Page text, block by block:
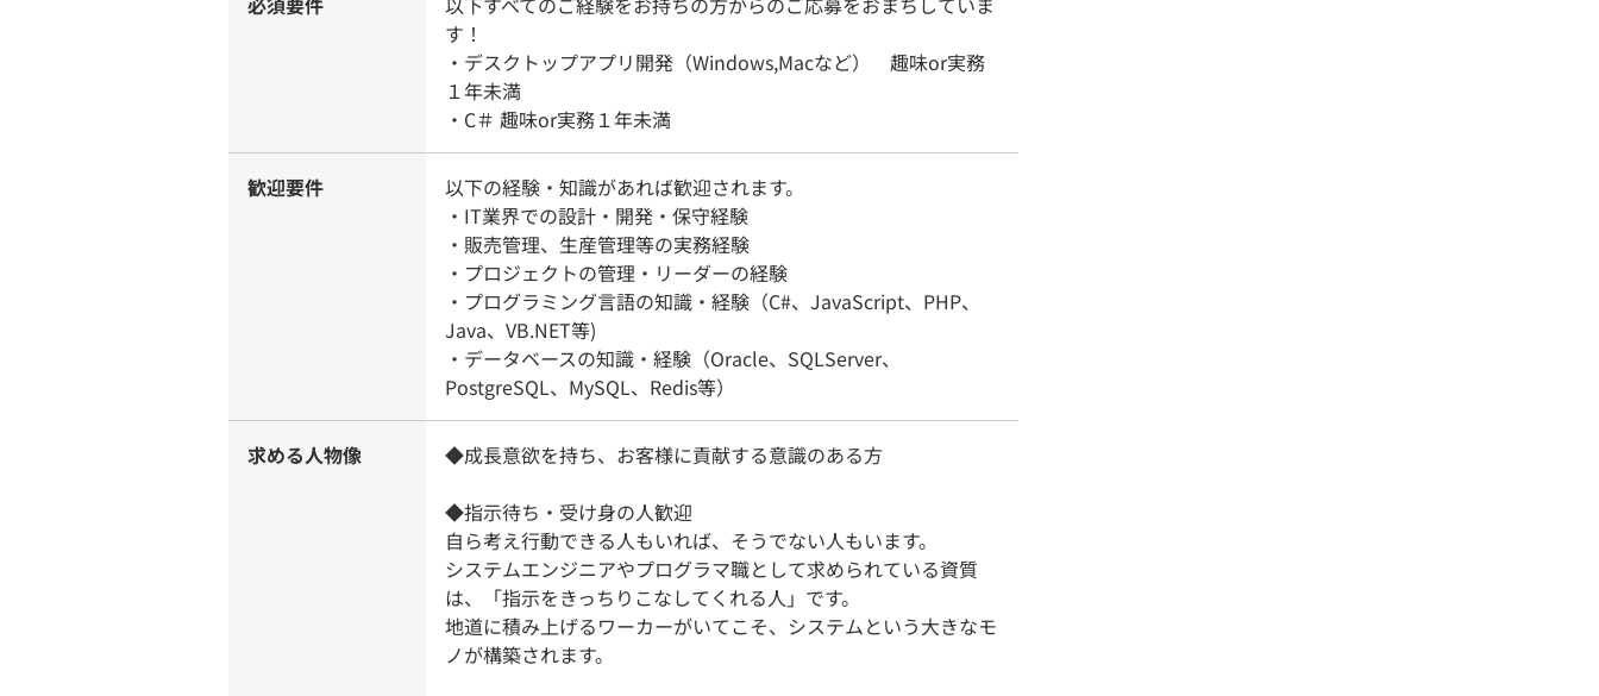
す！
・デスクトップアプリ開発（Windows,Macなど） 趣味or実務
１年未満
・C＃ 趣味or実務１年未満
歓迎要件
以下の経験・知識があれば歓迎されます。
・IT業界での設計・開発・保守経験
・販売管理、生産管理等の実務経験
・プロジェクトの管理・リーダーの経験
・プログラミング言語の知識・経験（C#、JavaScript、PHP、
Java、VB.NET等)
・データベースの知識・経験（Oracle、SQLServer、
PostgreSQL、MySQL、Redis等）
求める人物像
◆成長意欲を持ち、お客様に貢献する意識のある方
◆指示待ち・受け身の人歓迎
自ら考え行動できる人もいれば、そうでない人もいます。
システムエンジニアやプログラマ職として求められている資質
は、「指示をきっちりこなしてくれる人」です。
地道に積み上げるワーカーがいてこそ、システムという大きなモ
ノが構築されます。